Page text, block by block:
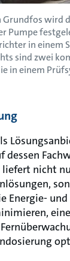
Grundfos wird
Pumpe
in einem
sind zwei
in einem
dessen
liefert nicht
Energie- und